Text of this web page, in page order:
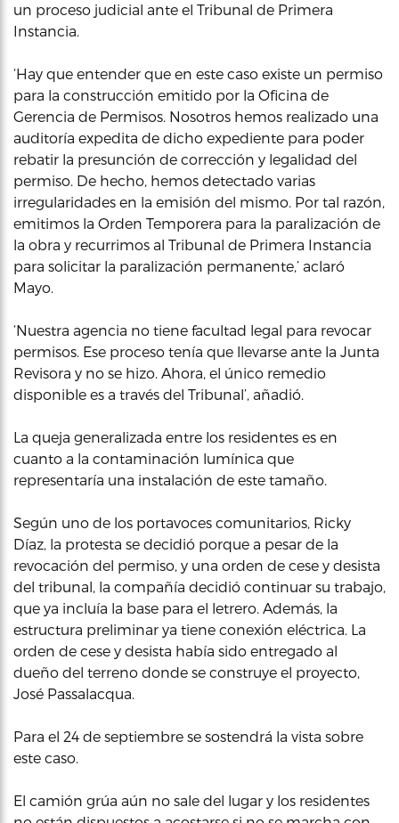
un proceso judicial ante el Tribunal de Primera
Instancia.
‘Hay que entender que en este caso existe un permiso
para la construcción emitido por la Oficina de
Gerencia de Permisos. Nosotros hemos realizado una
auditoría expedita de dicho expediente para poder
rebatir la presunción de corrección y legalidad del
permiso. De hecho, hemos detectado varias
irregularidades en la emisión del mismo. Por tal razón,
emitimos la Orden Temporera para la paralización de
la obra y recurrimos al Tribunal de Primera Instancia
para solicitar la paralización permanente,’ aclaró
Mayo.
‘Nuestra agencia no tiene facultad legal para revocar
permisos. Ese proceso tenía que llevarse ante la Junta
Revisora y no se hizo. Ahora, el único remedio
disponible es a través del Tribunal’, añadió.
La queja generalizada entre los residentes es en
cuanto a la contaminación lumínica que
representaría una instalación de este tamaño.
Según uno de los portavoces comunitarios, Ricky
Díaz, la protesta se decidió porque a pesar de la
revocación del permiso, y una orden de cese y desista
del tribunal, la compañía decidió continuar su trabajo,
que ya incluía la base para el letrero. Además, la
estructura preliminar ya tiene conexión eléctrica. La
orden de cese y desista había sido entregado al
dueño del terreno donde se construye el proyecto,
José Passalacqua.
Para el 24 de septiembre se sostendrá la vista sobre
este caso.
El camión grúa aún no sale del lugar y los residentes